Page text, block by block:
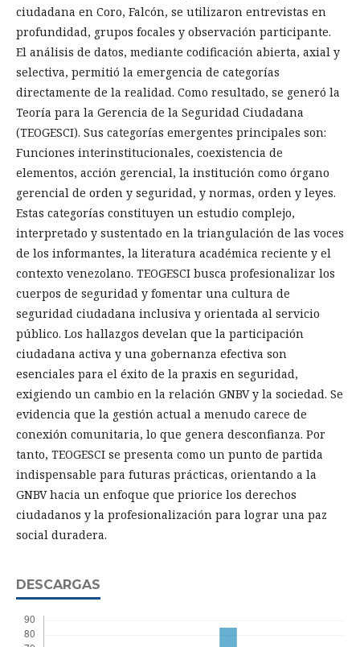
ciudadana en Coro, Falcón, se utilizaron entrevistas en
profundidad, grupos focales y observación participante.
El análisis de datos, mediante codificación abierta, axial y
selectiva, permitió la emergencia de categorías
directamente de la realidad. Como resultado, se generó la
Teoría para la Gerencia de la Seguridad Ciudadana
(TEOGESCI). Sus categorías emergentes principales son:
Funciones interinstitucionales, coexistencia de
elementos, acción gerencial, la institución como órgano
gerencial de orden y seguridad, y normas, orden y leyes.
Estas categorías constituyen un estudio complejo,
interpretado y sustentado en la triangulación de las voces
de los informantes, la literatura académica reciente y el
contexto venezolano. TEOGESCI busca profesionalizar los
cuerpos de seguridad y fomentar una cultura de
seguridad ciudadana inclusiva y orientada al servicio
público. Los hallazgos develan que la participación
ciudadana activa y una gobernanza efectiva son
esenciales para el éxito de la praxis en seguridad,
exigiendo un cambio en la relación GNBV y la sociedad. Se
evidencia que la gestión actual a menudo carece de
conexión comunitaria, lo que genera desconfianza. Por
tanto, TEOGESCI se presenta como un punto de partida
indispensable para futuras prácticas, orientando a la
GNBV hacia un enfoque que priorice los derechos
ciudadanos y la profesionalización para lograr una paz
social duradera.
DESCARGAS